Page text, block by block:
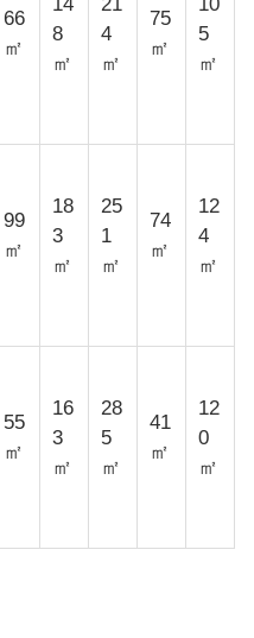
66
㎡
8
㎡
4
㎡
75
㎡
5
㎡
99
㎡
18
3
㎡
25
1
㎡
74
㎡
12
4
㎡
55
㎡
16
3
㎡
28
5
㎡
41
㎡
12
0
㎡